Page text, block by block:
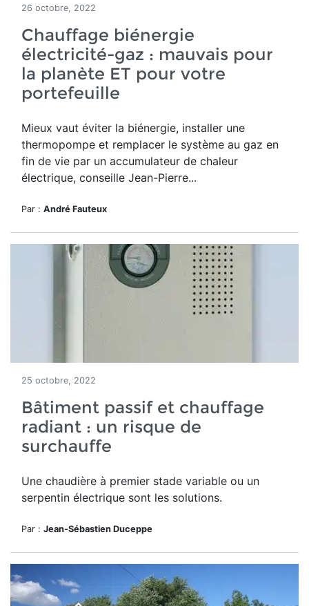
26 octobre, 2022
Chauffage biénergie
électricité-gaz : mauvais pour
la planète ET pour votre
portefeuille
Mieux vaut éviter la biénergie, installer une
thermopompe et remplacer le système au gaz en
fin de vie par un accumulateur de chaleur
électrique, conseille Jean-Pierre...
Par : André Fauteux
25 octobre, 2022
Bâtiment passif et chauffage
radiant : un risque de
surchauffe
Une chaudière à premier stade variable ou un
serpentin électrique sont les solutions.
Par : Jean-Sébastien Duceppe